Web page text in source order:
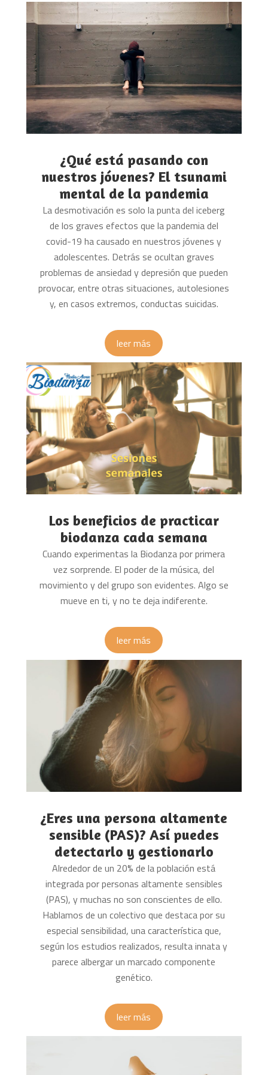
¿Qué está pasando con
nuestros jóvenes? El tsunami
mental de la pandemia
La desmotivación es solo la punta del iceberg
de los graves efectos que la pandemia del
covid-19 ha causado en nuestros jóvenes y
adolescentes. Detrás se ocultan graves
problemas de ansiedad y depresión que pueden
provocar, entre otras situaciones, autolesiones
y, en casos extremos, conductas suicidas.
leer más
Los beneficios de practicar
biodanza cada semana
Cuando experimentas la Biodanza por primera
vez sorprende. El poder de la música, del
movimiento y del grupo son evidentes. Algo se
mueve en ti, y no te deja indiferente.
leer más
¿Eres una persona altamente
sensible (PAS)? Así puedes
detectarlo y gestionarlo
Alrededor de un 20% de la población está
integrada por personas altamente sensibles
(PAS), y muchas no son conscientes de ello.
Hablamos de un colectivo que destaca por su
especial sensibilidad, una característica que,
según los estudios realizados, resulta innata y
parece albergar un marcado componente
genético.
leer más